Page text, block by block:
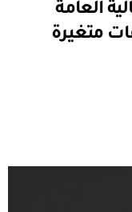
العامة